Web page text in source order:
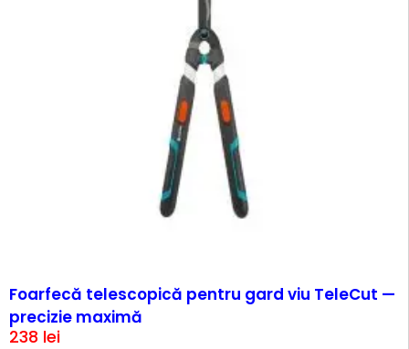
Foarfecă telescopică pentru gard viu TeleCut —
precizie maximă
238 lei